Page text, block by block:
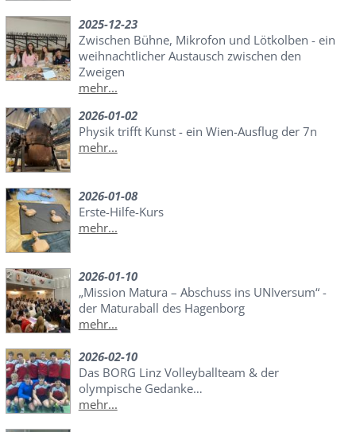
2025-12-23
Zwischen Bühne, Mikrofon und Lötkolben - ein
weihnachtlicher Austausch zwischen den
Zweigen
mehr...
2026-01-02
Physik trifft Kunst - ein Wien-Ausflug der 7n
mehr...
2026-01-08
Erste-Hilfe-Kurs
mehr...
2026-01-10
„Mission Matura – Abschuss ins UNIversum“ -
der Maturaball des Hagenborg
mehr...
2026-02-10
Das BORG Linz Volleyballteam & der
olympische Gedanke…
mehr...